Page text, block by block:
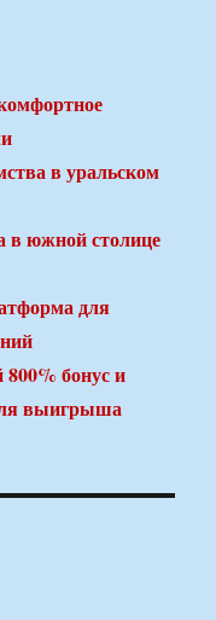
в уральском
в южной столице
для
бонус и
выигрыша